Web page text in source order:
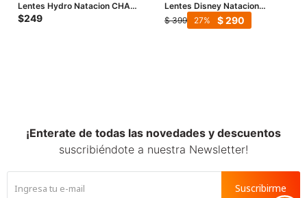
Lentes Hydro Natacion CHAMP
JR - Celeste
$249
Lentes Disney Natacion
Nacional - Multicolor
$ 399 $290
27
¡Enterate de todas las novedades y descuentos
suscribiéndote a nuestra Newsletter!
Suscribirme